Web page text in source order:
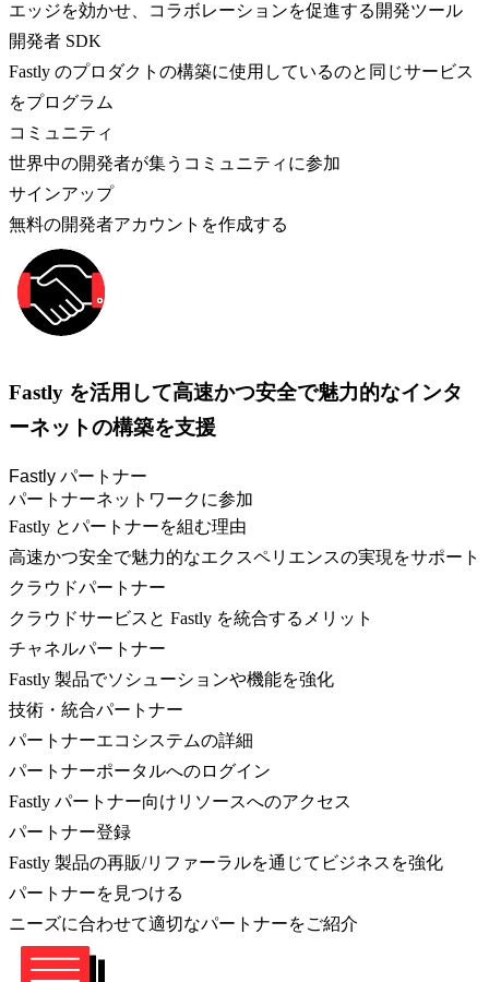
エッジを効かせ、コラボレーションを促進する開発ツール
開発者 SDK
Fastly のプロダクトの構築に使用しているのと同じサービス
をプログラム
コミュニティ
世界中の開発者が集うコミュニティに参加
サインアップ
無料の開発者アカウントを作成する
Fastly を活用して高速かつ安全で魅力的なインタ
ーネットの構築を支援
Fastly パートナー
パートナーネットワークに参加
Fastly とパートナーを組む理由
高速かつ安全で魅力的なエクスペリエンスの実現をサポート
クラウドパートナー
クラウドサービスと Fastly を統合するメリット
チャネルパートナー
Fastly 製品でソシューションや機能を強化
技術・統合パートナー
パートナーエコシステムの詳細
パートナーポータルへのログイン
Fastly パートナー向けリソースへのアクセス
パートナー登録
Fastly 製品の再販/リファーラルを通じてビジネスを強化
パートナーを見つける
ニーズに合わせて適切なパートナーをご紹介